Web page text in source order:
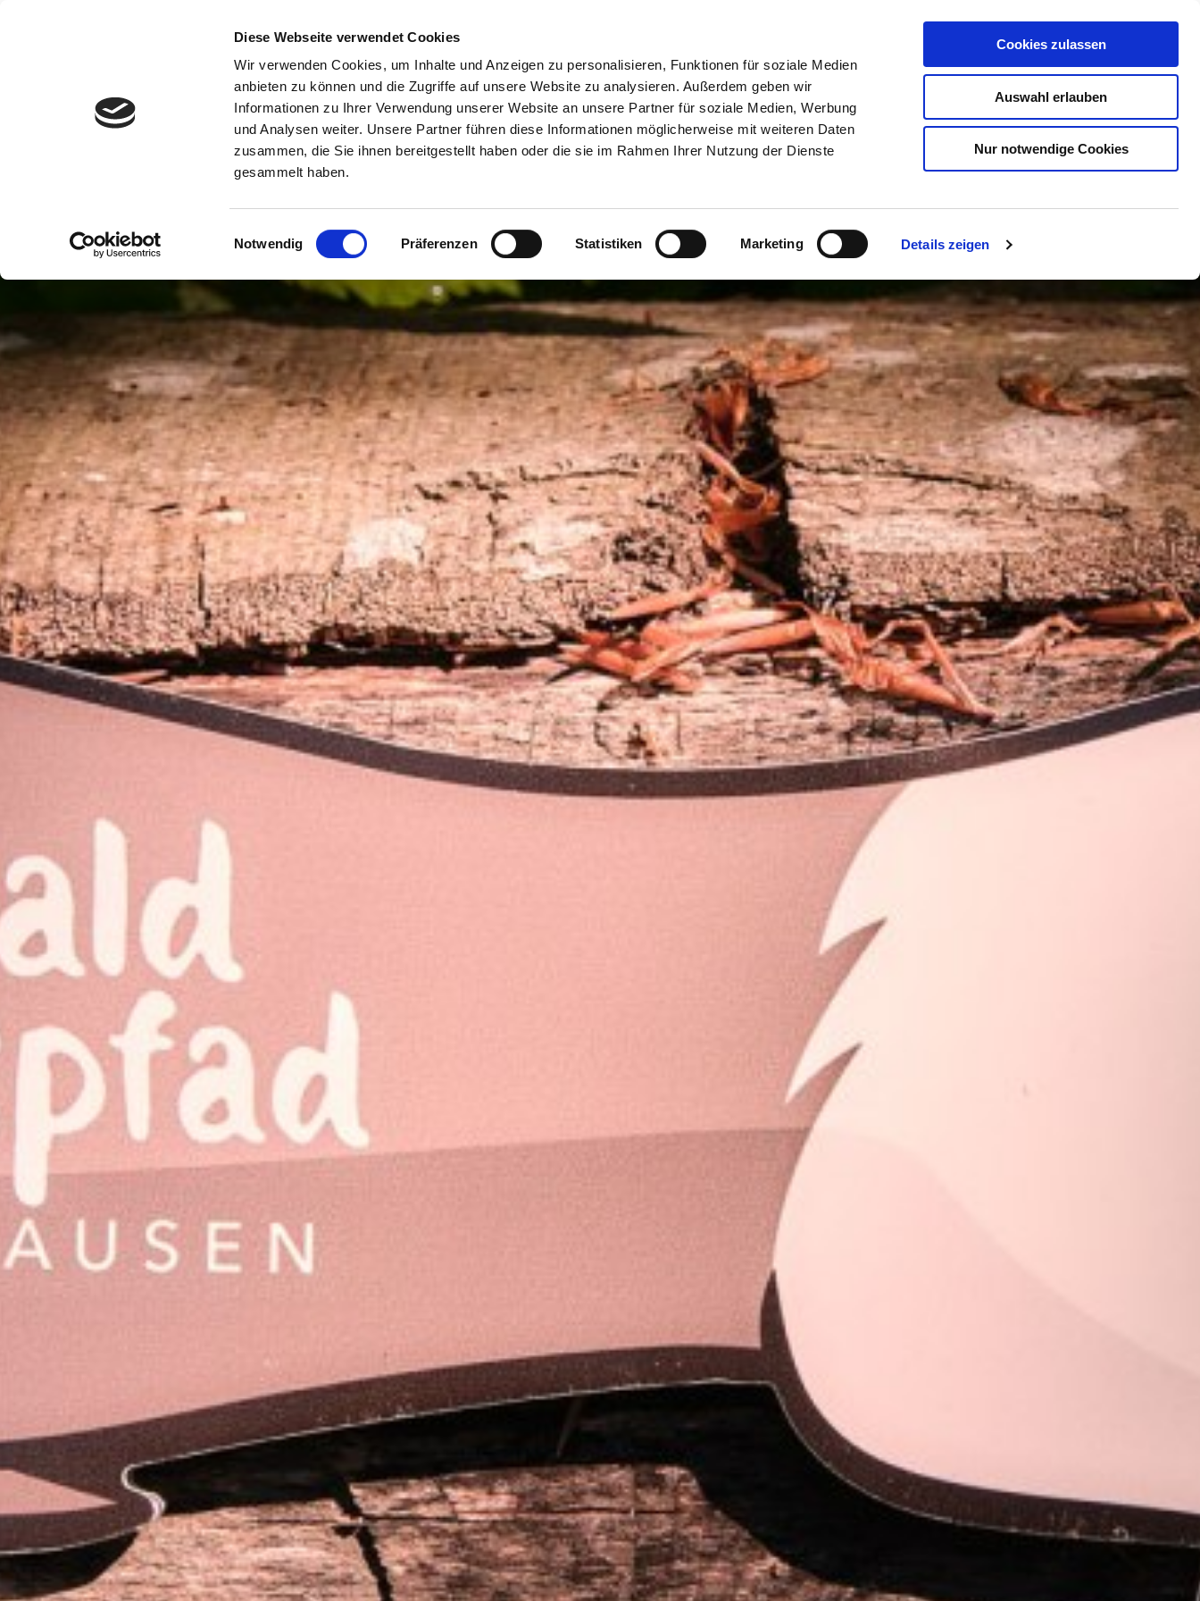
Diese Webseite verwendet Cookies
Wir verwenden Cookies, um Inhalte und Anzeigen zu personalisieren, Funktionen für soziale Medien
anbieten zu können und die Zugriffe auf unsere Website zu analysieren. Außerdem geben wir
Informationen zu Ihrer Verwendung unserer Website an unsere Partner für soziale Medien, Werbung
und Analysen weiter. Unsere Partner führen diese Informationen möglicherweise mit weiteren Daten
zusammen, die Sie ihnen bereitgestellt haben oder die sie im Rahmen Ihrer Nutzung der Dienste
gesammelt haben.
Einwilligungsauswahl
Notwendig Präferenzen Statistiken Marketing Details zeigen
Cookies zulassen
Auswahl erlauben
Nur notwendige Cookies
BUCHEN SUCHE